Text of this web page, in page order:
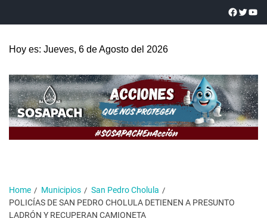
Hoy es: Jueves, 6 de Agosto del 2026
Home Municipios
San Pedro Cholula
POLICÍAS DE SAN PEDRO CHOLULA DETIENEN A PRESUNTO
LADRÓN Y RECUPERAN CAMIONETA